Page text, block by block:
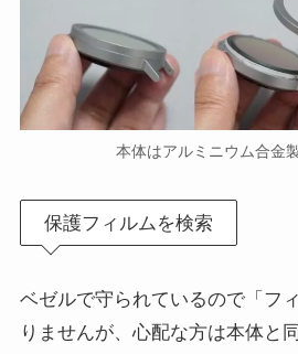
本体はアルミニウム合金
保護フィルムを検索
ベゼルで守られているので「フ
りませんが、心配な方は本体と